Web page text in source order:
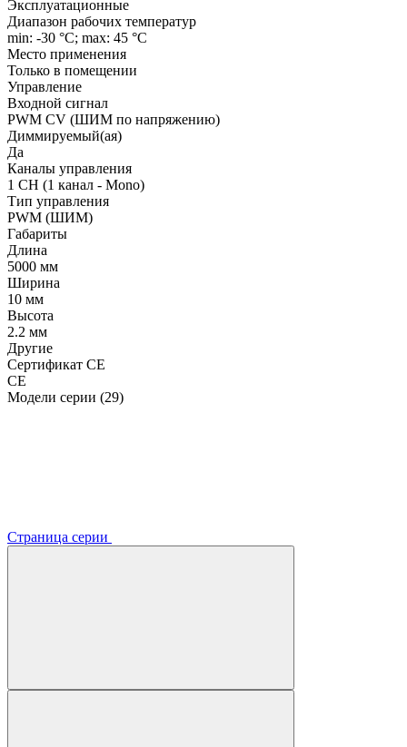
Эксплуатационные
Диапазон рабочих температур
min: -30 °C; max: 45 °C
Место применения
Только в помещении
Управление
Входной сигнал
PWM СV (ШИМ по напряжению)
Диммируемый(ая)
Да
Каналы управления
1 CH (1 канал - Mono)
Тип управления
PWM (ШИМ)
Габариты
Длина
5000 мм
Ширина
10 мм
Высота
2.2 мм
Другие
Сертификат CE
CE
Модели серии (29)
Страница серии